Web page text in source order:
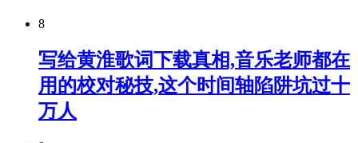
8
写给黄淮歌词下载真相,音乐老师都在
用的校对秘技,这个时间轴陷阱坑过十
万人